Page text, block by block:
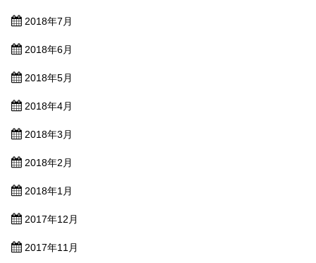
2018年7月
2018年6月
2018年5月
2018年4月
2018年3月
2018年2月
2018年1月
2017年12月
2017年11月